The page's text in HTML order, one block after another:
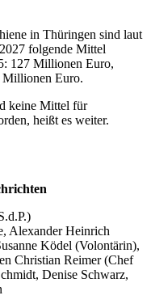
in Thüringen sind laut
folgende Mittel
127 Millionen Euro,
Euro.
keine Mittel für
heißt es weiter.
Alexander Heinrich
Ködel (Volontärin),
Christian Reimer (Chef
Denise Schwarz,